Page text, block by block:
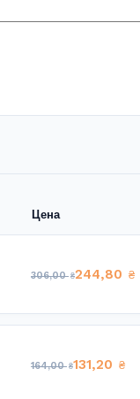
Цена
306,00₴244,80 ₴
164,00₴131,20 ₴